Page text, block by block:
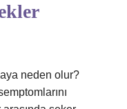
neden olur?